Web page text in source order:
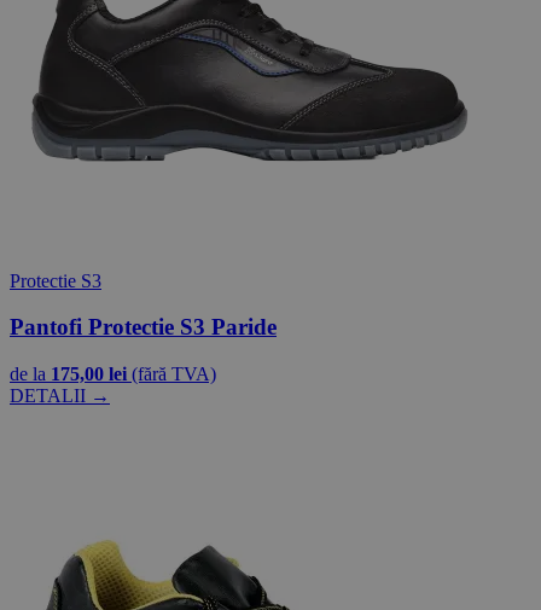
Protectie S3
Pantofi Protectie S3 Paride
de la 175,00 lei (fără TVA)
DETALII →